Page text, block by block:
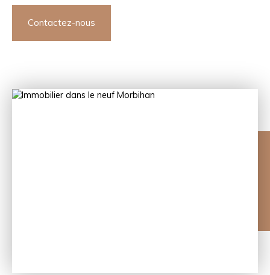
Contactez-nous